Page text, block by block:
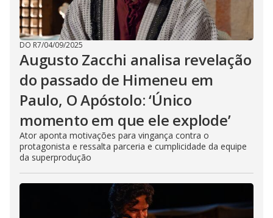
DO R7/04/09/2025
Augusto Zacchi analisa revelação
do passado de Himeneu em
Paulo, O Apóstolo: ‘Único
momento em que ele explode’
Ator aponta motivações para vingança contra o
protagonista e ressalta parceria e cumplicidade da equipe
da superprodução